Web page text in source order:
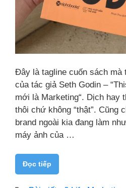
Đây là tagline cuốn sách mà
của tác giả Seth Godin –
mới là Marketing“. Dịch hay
thôi chứ không “thật”. Cũng
brand ngoài kia đang làm
máy ảnh của …
Đọc tiếp